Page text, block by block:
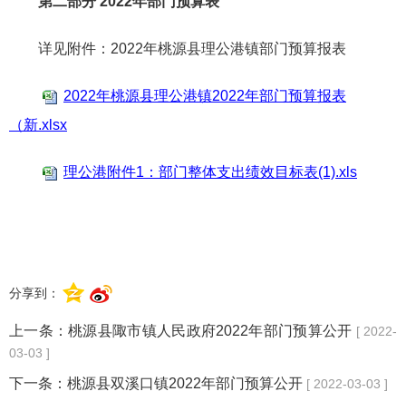
详见附件：2022年桃源县理公港镇部门预算报表
2022年桃源县理公港镇2022年部门预算报表
（新.xlsx
理公港附件1：部门整体支出绩效目标表(1).xls
分享到：
上一条：桃源县陬市镇人民政府2022年部门预算公开 [ 2022-
03-03 ]
下一条： 桃源县双溪口镇2022年部门预算公开 [ 2022-03-03 ]